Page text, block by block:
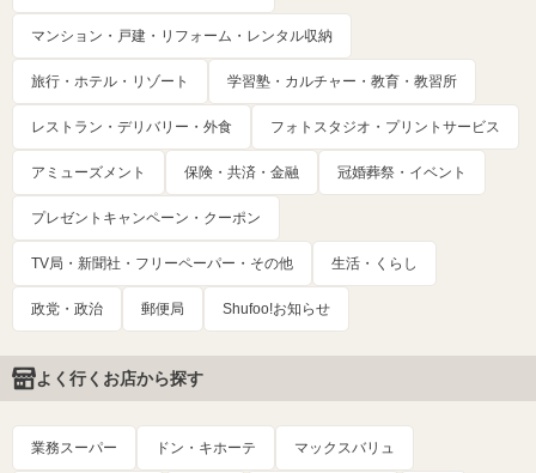
マンション・戸建・リフォーム・レンタル収納
旅行・ホテル・リゾート 学習塾・カルチャー・教育・教習所
レストラン・デリバリー・外食 フォトスタジオ・プリントサービス
アミューズメント 保険・共済・金融 冠婚葬祭・イベント
プレゼントキャンペーン・クーポン
TV局・新聞社・フリーペーパー・その他 生活・くらし
政党・政治 郵便局 Shufoo!お知らせ
よく行くお店から探す
業務スーパー ドン・キホーテ マックスバリュ